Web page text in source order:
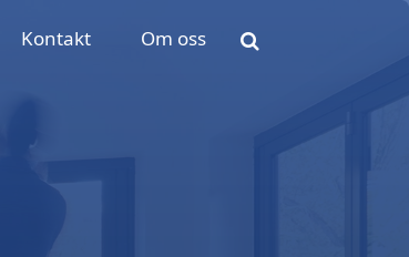
Kontakt Om oss